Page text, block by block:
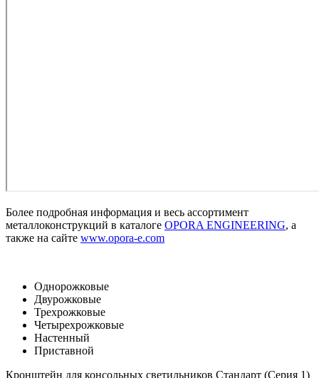
Более подробная информация и весь ассортимент
металлоконструкций в каталоге OPORA ENGINEERING, а
также на сайте www.opora-e.com
Однорожковые
Двурожковые
Трехрожковые
Четырехрожковые
Настенный
Приставной
Кронштейн для консольных светильников Стандарт (Серия 1)